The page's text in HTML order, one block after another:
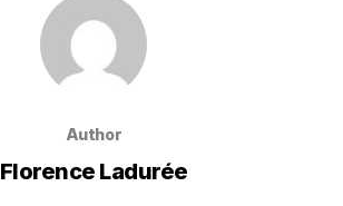
Author
Florence Ladurée